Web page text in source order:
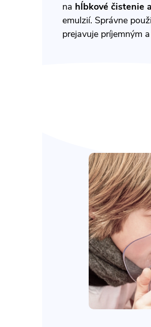
na hĺbkové čistenie
emulzií. Správne
prejavuje príjemným